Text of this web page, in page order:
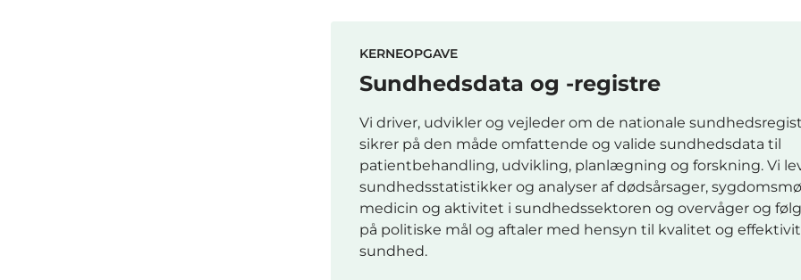
KERNEOPGAVE
Sundhedsdata og -registre
Vi driver, udvikler og vejleder om de nationale
sikrer på den måde omfattende og valide sundhedsdata til
patientbehandling, udvikling, planlægning og forskning. Vi
sundhedsstatistikker og analyser af dødsårsager,
medicin og aktivitet i sundhedssektoren og overvåger og
på politiske mål og aftaler med hensyn til kvalitet og
sundhed.